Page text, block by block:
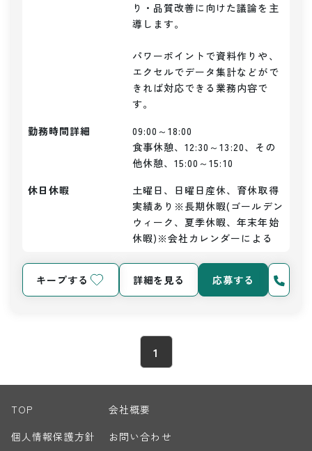
り・品質改善に向けた議論を主
導します。
パワーポイントで資料作りや、
エクセルでデータ集計などがで
きれば対応できる業務内容で
す。
勤務時間詳細
09:00～18:00
食事休憩、12:30～13:20、その
他休憩、15:00～15:10
休日休暇
土曜日、日曜日産休、育休取得
実績あり※長期休暇(ゴールデン
ウィーク、夏季休暇、年末年始
休暇)※会社カレンダーによる
キープする 詳細を見る 応募する
1
TOP
会社概要
個人情報保護方針
お問い合わせ